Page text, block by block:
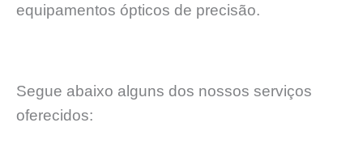
equipamentos ópticos de precisão.
Segue abaixo alguns dos nossos serviços
oferecidos: